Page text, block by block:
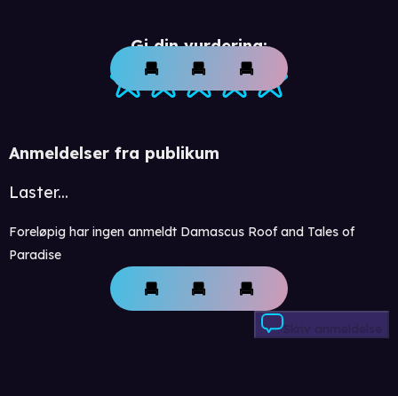
Gi din vurdering:
Anmeldelser fra publikum
Laster...
Foreløpig har ingen anmeldt Damascus Roof and Tales of
Paradise
Skriv anmeldelse